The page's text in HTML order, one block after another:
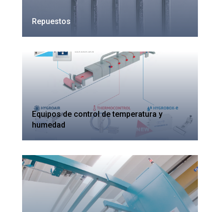
Repuestos
Equipos de control de temperatura y
humedad